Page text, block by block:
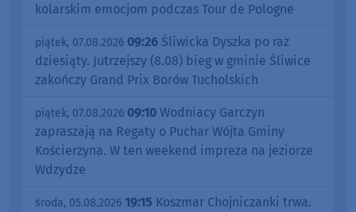
kolarskim emocjom podczas Tour de Pologne
piątek, 07.08.2026 09:26 Śliwicka Dyszka po raz
dziesiąty. Jutrzejszy (8.08) bieg w gminie Śliwice
zakończy Grand Prix Borów Tucholskich
piątek, 07.08.2026 09:10 Wodniacy Garczyn
zapraszają na Regaty o Puchar Wójta Gminy
Kościerzyna. W ten weekend impreza na jeziorze
Wdzydze
środa, 05.08.2026 19:15 Koszmar Chojniczanki trwa.